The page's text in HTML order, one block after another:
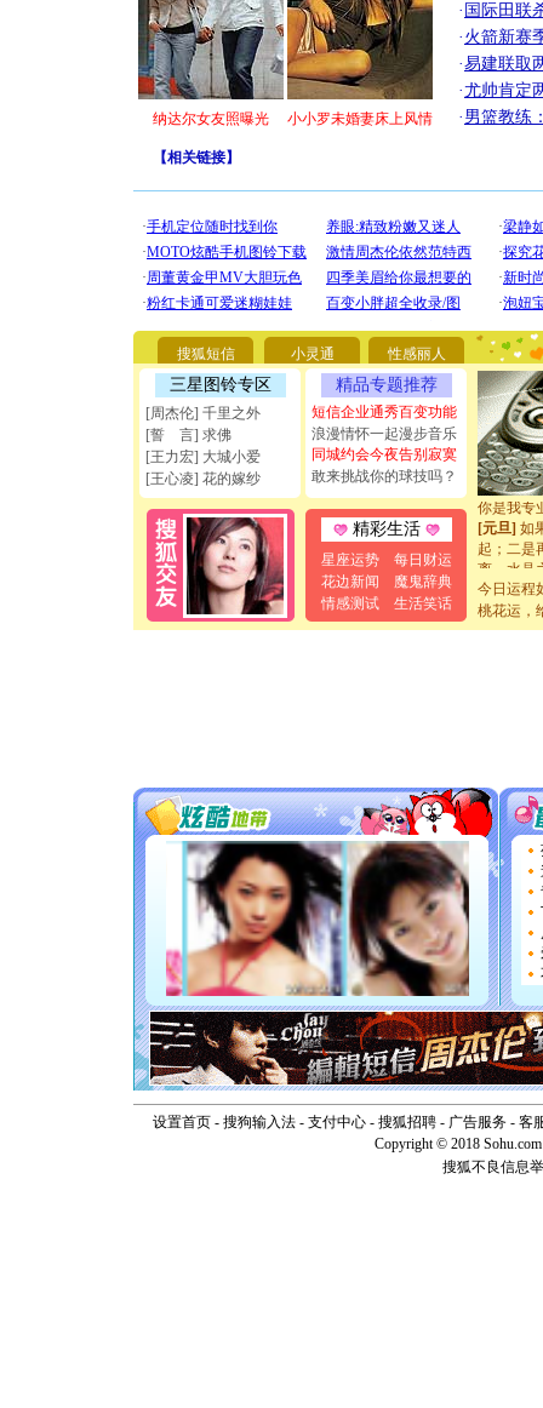
纳达尔女友照曝光 小小罗未婚妻床上风情
· 国际田联
· 火箭新赛
·易建联取
·尤帅肯定
· 男篮教练
【相关链接】
搜狐短信 小灵通 性感丽人
三星图铃专区
[周杰伦] 千里之外
[誓 言] 求佛
[王力宏] 大城小爱
[王心凌] 花的嫁纱
精品专题推荐
短信企业通秀百变功能
浪漫情怀一起漫步音乐
同城约会今夜告别寂寞
敢来挑战你的球技吗？
精彩生活
星座运势
每日财运
花边新闻
魔鬼辞典
情感测试
生活笑话
[圣诞节]
你太多
要平安！
[圣诞节]
能正大光
天都要快
[圣诞节]
如意,快
[元旦]看
断电。爱
你是我专
[元旦]如
起；二是
离。水晶
[元旦]当
泣，这痛
卖了。水
你太多，
要平安！
[圣诞节]
能正大
天都要快
[圣诞节]
如意,快
[元旦]
看
断电。
你是我
[元旦]
起；二是
离。水晶
[元旦]当
泣，这痛
卖了。水
[春节]
风
颜！冬去
道一声平
[春节]传
今日运程
桃花运，
设置首页- 搜狗输入法- 支付中心- 搜狐招聘- 广告服务- 客
Copyright © 2018
搜狐不良信息